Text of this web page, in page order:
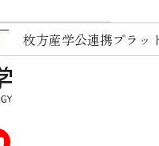
枚方産学公連携プラッ